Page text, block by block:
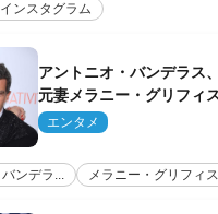
インスタグラム
アントニオ・バンデラス
元妻メラニー・グリフィ
人」
エンタメ
ンデラ... メラニー・グリフィス